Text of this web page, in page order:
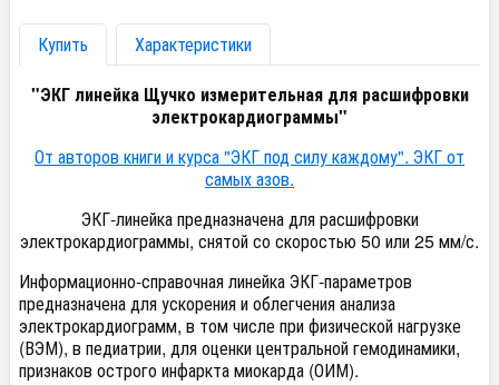
Купить
Характеристики
"ЭКГ линейка Щучко измерительная для расшифровки
электрокардиограммы"
От авторов книги и курса "ЭКГ под силу каждому". ЭКГ от
самых азов.
ЭКГ-линейка предназначена для расшифровки
электрокардиограммы, снятой со скоростью 50 или 25 мм/с.
Информационно-справочная линейка ЭКГ-параметров
предназначена для ускорения и облегчения анализа
электрокардиограмм, в том числе при физической нагрузке
(ВЭМ), в педиатрии, для оценки центральной гемодинамики,
признаков острого инфаркта миокарда (ОИМ).